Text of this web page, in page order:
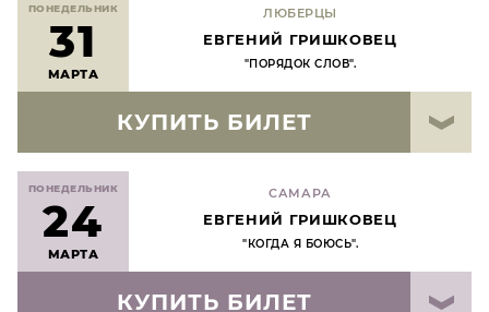
ПОНЕДЕЛЬНИК
31
МАРТА
ЛЮБЕРЦЫ
ЕВГЕНИЙ ГРИШКОВЕЦ
"ПОРЯДОК СЛОВ".
КУПИТЬ БИЛЕТ
ПОНЕДЕЛЬНИК
24
МАРТА
САМАРА
ЕВГЕНИЙ ГРИШКОВЕЦ
"КОГДА Я БОЮСЬ".
КУПИТЬ БИЛЕТ